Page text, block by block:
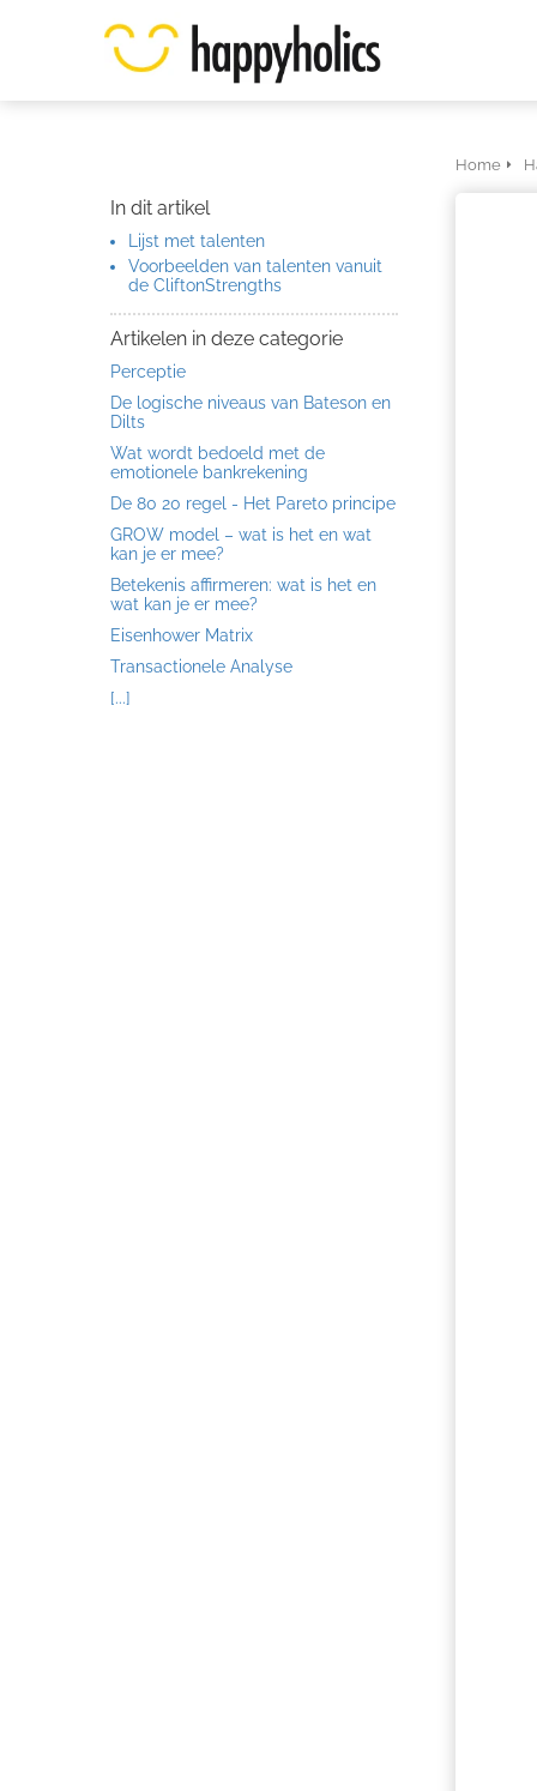
In dit artikel
Lijst met talenten
Voorbeelden van talenten vanuit
de CliftonStrengths
Artikelen in deze categorie
Perceptie
De logische niveaus van Bateson en
Dilts
Wat wordt bedoeld met de
emotionele bankrekening
De 80 20 regel - Het Pareto principe
GROW model – wat is het en wat
kan je er mee?
Betekenis affirmeren: wat is het en
wat kan je er mee?
Eisenhower Matrix
Transactionele Analyse
[...]
Home